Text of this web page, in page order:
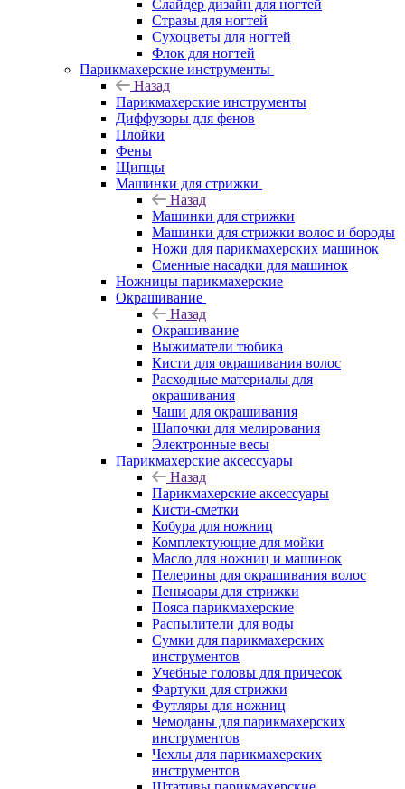
Слайдер дизайн для ногтей
Стразы для ногтей
Сухоцветы для ногтей
Флок для ногтей
Парикмахерские инструменты
Назад
Парикмахерские инструменты
Диффузоры для фенов
Плойки
Фены
Щипцы
Машинки для стрижки
Назад
Машинки для стрижки
Машинки для стрижки волос и бороды
Ножи для парикмахерских машинок
Сменные насадки для машинок
Ножницы парикмахерские
Окрашивание
Назад
Окрашивание
Выжиматели тюбика
Кисти для окрашивания волос
Расходные материалы для
окрашивания
Чаши для окрашивания
Шапочки для мелирования
Электронные весы
Парикмахерские аксессуары
Назад
Парикмахерские аксессуары
Кисти-сметки
Кобура для ножниц
Комплектующие для мойки
Масло для ножниц и машинок
Пелерины для окрашивания волос
Пеньюары для стрижки
Пояса парикмахерские
Распылители для воды
Сумки для парикмахерских
инструментов
Учебные головы для причесок
Фартуки для стрижки
Футляры для ножниц
Чемоданы для парикмахерских
инструментов
Чехлы для парикмахерских
инструментов